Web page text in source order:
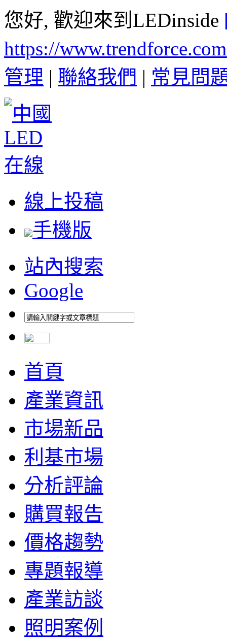
您好, 歡迎來到LEDinside
https://
管理 | 聯絡我們 | 常見問
線上投稿
手機版
站內搜索
Google
首頁
產業資訊
市場新品
利基市場
分析評論
購買報告
價格趨勢
專題報導
產業訪談
照明案例